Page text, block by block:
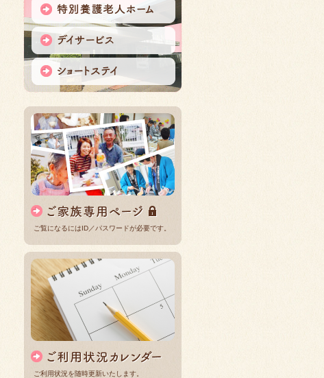
ご覧になるにはID／パスワードが必要です。
ご利用状況を随時更新いたします。